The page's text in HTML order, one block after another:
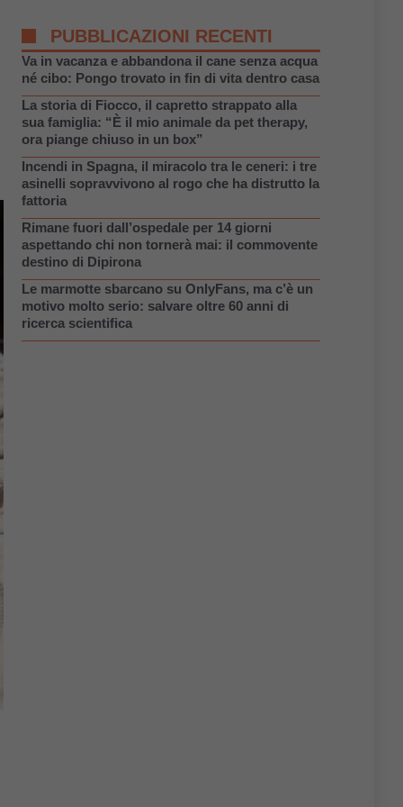
PUBBLICAZIONI RECENTI
Va in vacanza e abbandona il cane senza acqua
né cibo: Pongo trovato in fin di vita dentro casa
La storia di Fiocco, il capretto strappato alla
sua famiglia: “È il mio animale da pet therapy,
ora piange chiuso in un box”
Incendi in Spagna, il miracolo tra le ceneri: i tre
asinelli sopravvivono al rogo che ha distrutto la
fattoria
Rimane fuori dall’ospedale per 14 giorni
aspettando chi non tornerà mai: il commovente
destino di Dipirona
Le marmotte sbarcano su OnlyFans, ma c’è un
motivo molto serio: salvare oltre 60 anni di
ricerca scientifica